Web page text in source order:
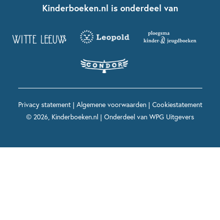
Kinderboeken diversiteit
Grappige kinderboeken
Spannende kinderboeken
Boekentips 12+ jaar
Voor volwassenen
Spekkie en Sproet
Maxi & Helium
Voor het onderwijs
Kinderboeken.nl is onderdeel van
Privacy statement| Algemene voorwaarden| Cookiestatement
© 2026, Kinderboeken.nl | Onderdeel van WPG Uitgevers